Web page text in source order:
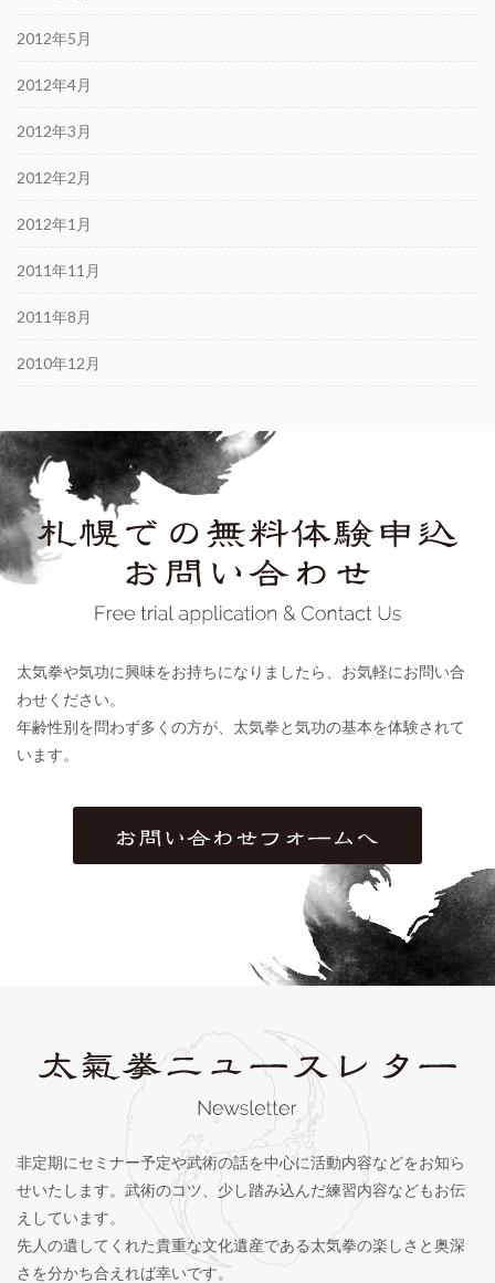
2012年5月
2012年4月
2012年3月
2012年2月
2012年1月
2011年11月
2011年8月
2010年12月
太気拳や気功に興味をお持ちになりましたら、お気軽にお問い合
わせください。
年齢性別を問わず多くの方が、太気拳と気功の基本を体験されて
います。
非定期にセミナー予定や武術の話を中心に活動内容などをお知ら
せいたします。武術のコツ、少し踏み込んだ練習内容などもお伝
えしています。
先人の遺してくれた貴重な文化遺産である太気拳の楽しさと奥深
さを分かち合えれば幸いです。